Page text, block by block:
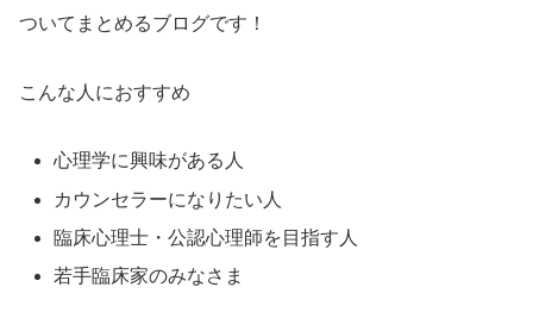
ついてまとめるブログです！
こんな人におすすめ
心理学に興味がある人
カウンセラーになりたい人
臨床心理士・公認心理師を目指す人
若手臨床家のみなさま